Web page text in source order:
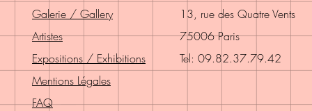
Galerie / Gallery
Artistes
Expositions / Exhibitions
Mentions Légales
FAQ
13, rue des Quatre Vents
75006 Paris
Tel: 09.82.37.79.42